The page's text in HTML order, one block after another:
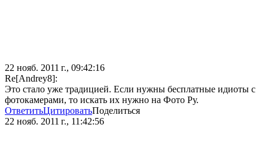
22 нояб. 2011 г., 09:42:16
Re[Andrey8]:
Это стало уже традицией. Если нужны бесплатные идиоты с
фотокамерами, то искать их нужно на Фото Ру.
ОтветитьЦитироватьПоделиться
22 нояб. 2011 г., 11:42:56